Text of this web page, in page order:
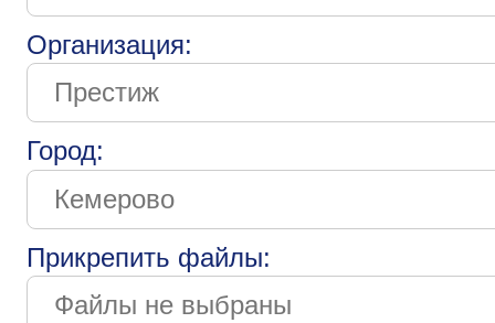
Организация:
Город:
Прикрепить файлы: